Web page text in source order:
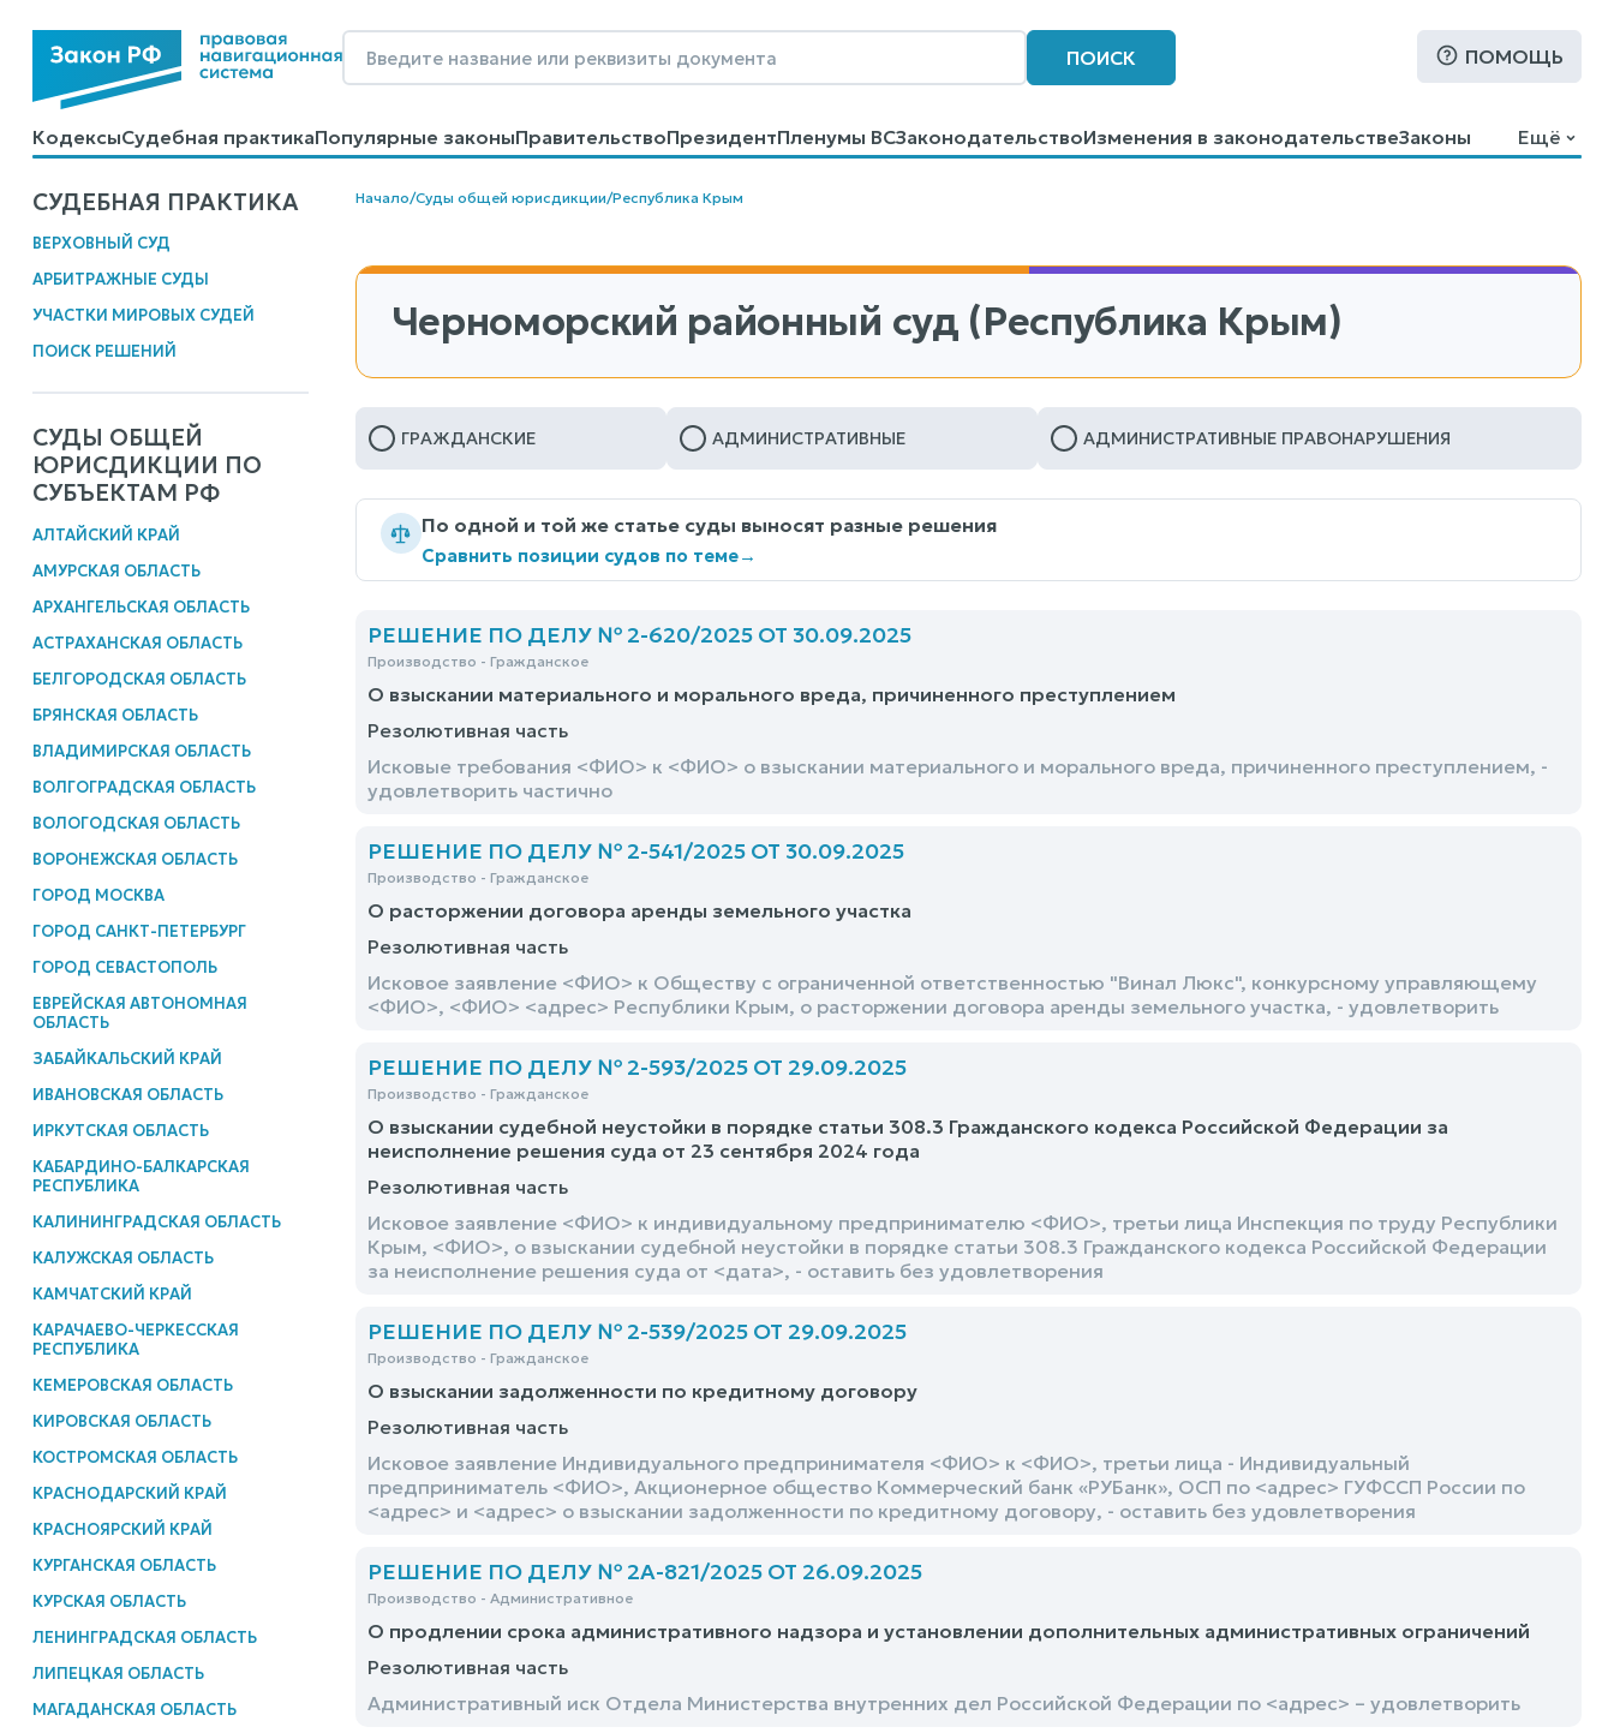
ПОИСК ПОМОЩЬ
КодексыСудебная практикаПопулярные законыПравительствоПрезидентПленумы ВСЗаконодательствоИзменения в законодательствеЗаконы
КалькуляторыСправочные материалыОбразцы договоровКонтактыПомощьПоиск
Ещё
СУДЕБНАЯ ПРАКТИКА
ВЕРХОВНЫЙ СУД
АРБИТРАЖНЫЕ СУДЫ
УЧАСТКИ МИРОВЫХ СУДЕЙ
ПОИСК РЕШЕНИЙ
СУДЫ ОБЩЕЙ
ЮРИСДИКЦИИ ПО
СУБЪЕКТАМ РФ
АЛТАЙСКИЙ КРАЙ
АМУРСКАЯ ОБЛАСТЬ
АРХАНГЕЛЬСКАЯ ОБЛАСТЬ
АСТРАХАНСКАЯ ОБЛАСТЬ
БЕЛГОРОДСКАЯ ОБЛАСТЬ
БРЯНСКАЯ ОБЛАСТЬ
ВЛАДИМИРСКАЯ ОБЛАСТЬ
ВОЛГОГРАДСКАЯ ОБЛАСТЬ
ВОЛОГОДСКАЯ ОБЛАСТЬ
ВОРОНЕЖСКАЯ ОБЛАСТЬ
ГОРОД МОСКВА
ГОРОД САНКТ-ПЕТЕРБУРГ
ГОРОД СЕВАСТОПОЛЬ
ЕВРЕЙСКАЯ АВТОНОМНАЯ
ОБЛАСТЬ
ЗАБАЙКАЛЬСКИЙ КРАЙ
ИВАНОВСКАЯ ОБЛАСТЬ
ИРКУТСКАЯ ОБЛАСТЬ
КАБАРДИНО-БАЛКАРСКАЯ
РЕСПУБЛИКА
КАЛИНИНГРАДСКАЯ ОБЛАСТЬ
КАЛУЖСКАЯ ОБЛАСТЬ
КАМЧАТСКИЙ КРАЙ
КАРАЧАЕВО-ЧЕРКЕССКАЯ
РЕСПУБЛИКА
КЕМЕРОВСКАЯ ОБЛАСТЬ
КИРОВСКАЯ ОБЛАСТЬ
КОСТРОМСКАЯ ОБЛАСТЬ
КРАСНОДАРСКИЙ КРАЙ
КРАСНОЯРСКИЙ КРАЙ
КУРГАНСКАЯ ОБЛАСТЬ
КУРСКАЯ ОБЛАСТЬ
ЛЕНИНГРАДСКАЯ ОБЛАСТЬ
ЛИПЕЦКАЯ ОБЛАСТЬ
МАГАДАНСКАЯ ОБЛАСТЬ
Начало/Суды общей юрисдикции/Республика Крым
Черноморский районный суд (Республика Крым)
ГРАЖДАНСКИЕ АДМИНИСТРАТИВНЫЕ АДМИНИСТРАТИВНЫЕ ПРАВОНАРУШЕНИЯ
По одной и той же статье суды выносят разные решения
Сравнить позиции судов по теме→
РЕШЕНИЕ ПО ДЕЛУ № 2-620/2025 ОТ 30.09.2025
Производство - Гражданское
О взыскании материального и морального вреда, причиненного преступлением
Резолютивная часть
Исковые требования <ФИО> к <ФИО> о взыскании материального и морального вреда, причиненного преступлением, -
удовлетворить частично
РЕШЕНИЕ ПО ДЕЛУ № 2-541/2025 ОТ 30.09.2025
Производство - Гражданское
О расторжении договора аренды земельного участка
Резолютивная часть
Исковое заявление <ФИО> к Обществу с ограниченной ответственностью "Винал Люкс", конкурсному управляющему
<ФИО>, <ФИО> <адрес> Республики Крым, о расторжении договора аренды земельного участка, - удовлетворить
РЕШЕНИЕ ПО ДЕЛУ № 2-593/2025 ОТ 29.09.2025
Производство - Гражданское
О взыскании судебной неустойки в порядке статьи 308.3 Гражданского кодекса Российской Федерации за
неисполнение решения суда от 23 сентября 2024 года
Резолютивная часть
Исковое заявление <ФИО> к индивидуальному предпринимателю <ФИО>, третьи лица Инспекция по труду Республики
Крым, <ФИО>, о взыскании судебной неустойки в порядке статьи 308.3 Гражданского кодекса Российской Федерации
за неисполнение решения суда от <дата>, - оставить без удовлетворения
РЕШЕНИЕ ПО ДЕЛУ № 2-539/2025 ОТ 29.09.2025
Производство - Гражданское
О взыскании задолженности по кредитному договору
Резолютивная часть
Исковое заявление Индивидуального предпринимателя <ФИО> к <ФИО>, третьи лица - Индивидуальный
предприниматель <ФИО>, Акционерное общество Коммерческий банк «РУБанк», ОСП по <адрес> ГУФССП России по
<адрес> и <адрес> о взыскании задолженности по кредитному договору, - оставить без удовлетворения
РЕШЕНИЕ ПО ДЕЛУ № 2А-821/2025 ОТ 26.09.2025
Производство - Административное
О продлении срока административного надзора и установлении дополнительных административных ограничений
Резолютивная часть
Административный иск Отдела Министерства внутренних дел Российской Федерации по <адрес> – удовлетворить